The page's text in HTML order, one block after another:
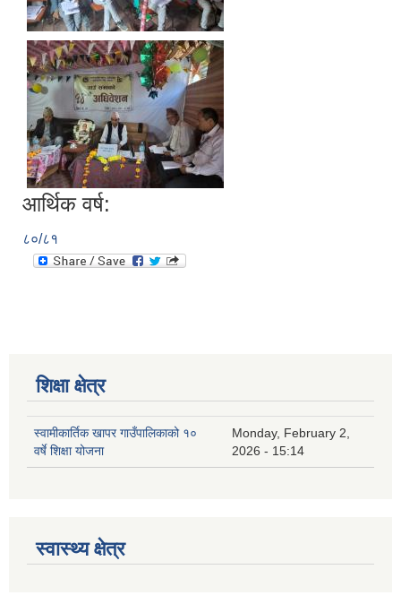
आर्थिक वर्ष:
८०/८१
शिक्षा क्षेत्र
स्वामीकार्तिक खापर गाउँपालिकाको १०
वर्षे शिक्षा योजना
Monday, February 2,
2026 - 15:14
स्वास्थ्य क्षेत्र